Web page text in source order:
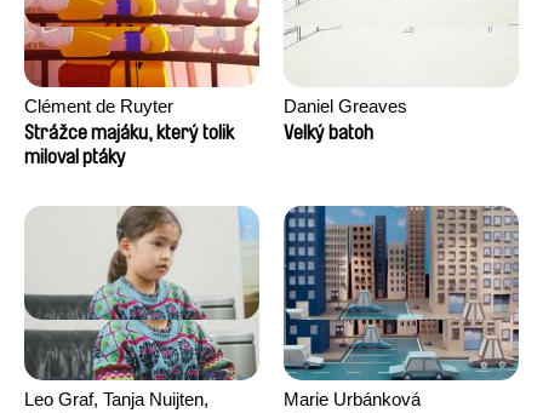
Clément de Ruyter
Strážce majáku, který tolik
miloval ptáky
Daniel Greaves
Velký batoh
Leo Graf, Tanja Nuijten,
Marie Urbánková